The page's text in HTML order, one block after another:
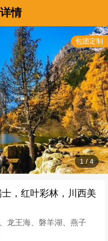
情
1/4
士，红叶彩林，川西美
龙王海、磐羊湖、燕子
包团定制